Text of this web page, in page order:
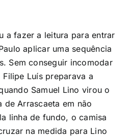
a fazer a leitura para entrar
aplicar uma sequência
Sem conseguir incomodar
Luís preparava a
Samuel Lino virou o
de Arrascaeta em não
linha de fundo, o camisa
na medida para Lino